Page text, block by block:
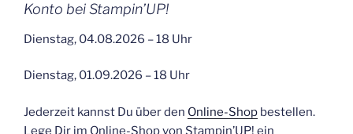
Konto bei Stampin’UP!
Dienstag, 04.08.2026 – 18 Uhr
Dienstag, 01.09.2026 – 18 Uhr
Jederzeit kannst Du über den Online-Shop bestellen.
Lege Dir im Online-Shop von Stampin’UP! ein